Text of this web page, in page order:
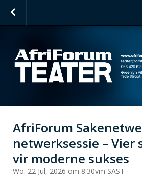
AfriForum
netwerksessie – Vier
vir moderne sukses
Wo. 22 Jul, 2026 om 8:30vm SAST